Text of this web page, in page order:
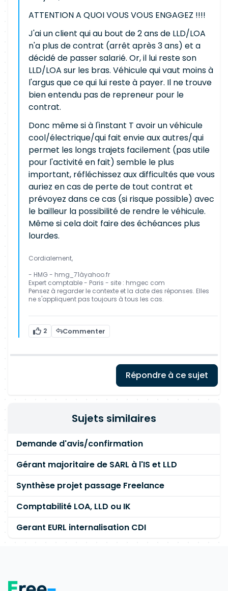
ATTENTION A QUOI VOUS VOUS ENGAGEZ !!!!
J'ai un client qui au bout de 2 ans de LLD/LOA
n'a plus de contrat (arrêt après 3 ans) et a
décidé de passer salarié. Or, il lui reste son
LLD/LOA sur les bras. Véhicule qui vaut moins à
l'argus que ce qui lui reste à payer. Il ne trouve
bien entendu pas de repreneur pour le
contrat.
Donc même si à l'instant T avoir un véhicule
cool/électrique/qui fait envie aux autres/qui
permet les longs trajets facilement (pas utile
pour l'activité en fait) semble le plus
important, réfléchissez aux difficultés que vous
auriez en cas de perte de tout contrat et
prévoyez dans ce cas (si risque possible) avec
le bailleur la possibilité de rendre le véhicule.
Même si cela doit faire des échéances plus
lourdes.
Cordialement,
- HMG - hmg_71àyahoo.fr
Expert comptable - Paris - site : hmgec com
Pensez à regarder le contexte et la date des réponses. Elles
ne s'appliquent pas toujours à tous les cas.
2 Commenter
Répondre à ce sujet
Sujets similaires
Demande d'avis/confirmation
Gérant majoritaire de SARL à l'IS et LLD
Synthèse projet passage Freelance
Comptabilité LOA, LLD ou IK
Gerant EURL internalisation CDI